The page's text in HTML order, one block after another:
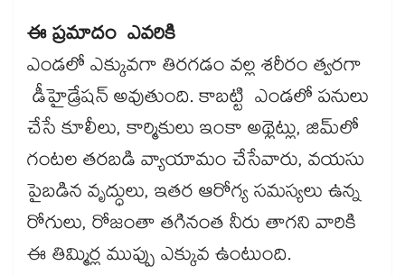
ఈ ప్రమాదం ఎవరికి
ఎండలో ఎక్కువగా తిరగడం వల్ల శరీరం త్వరగా
డీహైడ్రేషన్ అవుతుంది. కాబట్టి ఎండలో పనులు
చేసే కూలీలు, కార్మికులు ఇంకా అథ్లెట్లు, జిమ్‌లో
గంటల తరబడి వ్యాయామం చేసేవారు, వయసు
పైబడిన వృద్ధులు, ఇతర ఆరోగ్య సమస్యలు ఉన్న
రోగులు, రోజంతా తగినంత నీరు తాగని వారికి
ఈ తిమ్మిర్ల ముప్పు ఎక్కువ ఉంటుంది.